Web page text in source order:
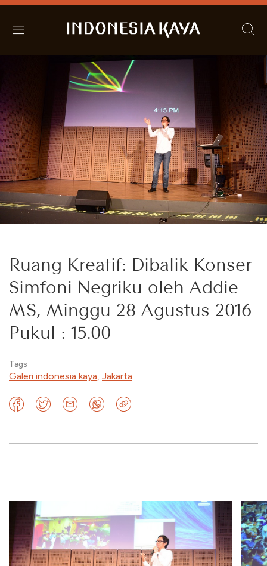
Ruang Kreatif: Dibalik Konser
Simfoni Negriku oleh Addie
MS, Minggu 28 Agustus 2016
Pukul : 15.00
Tags
Galeri indonesia kaya Jakarta